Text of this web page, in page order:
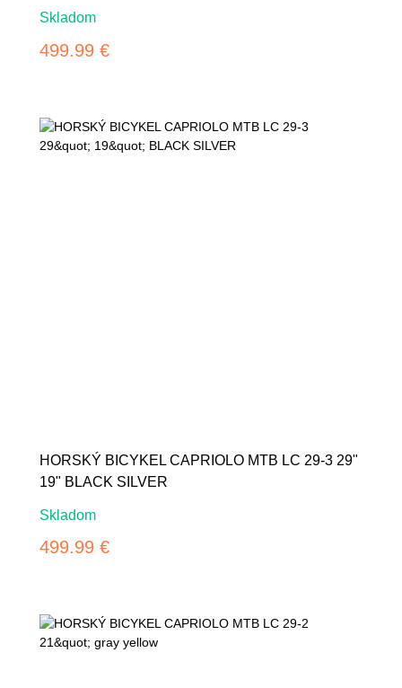
Skladom
499.99 €
HORSKÝ BICYKEL CAPRIOLO MTB LC 29-3 29"
19" BLACK SILVER
Skladom
499.99 €